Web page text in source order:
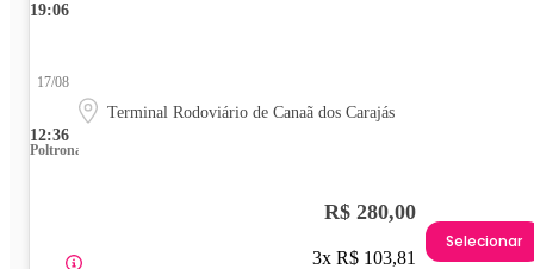
19:06
12:36
17/08
Terminal Rodoviário de Canaã dos Carajás
Poltrona
R$ 280,00
3x R$ 103,81
Selecionar